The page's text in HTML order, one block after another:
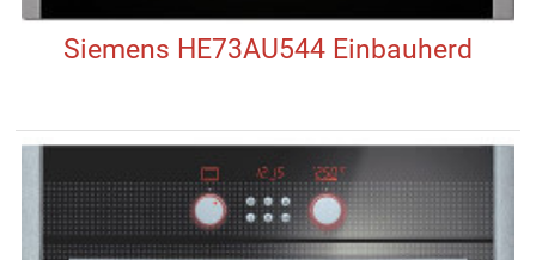
Siemens HE73AU544 Einbauherd